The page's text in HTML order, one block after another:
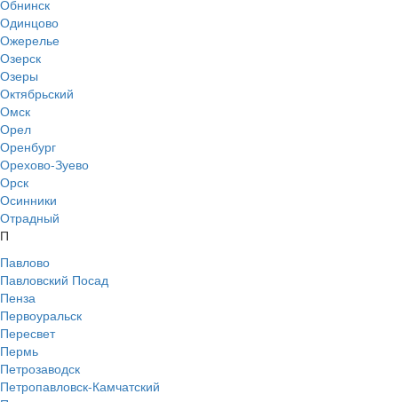
Обнинск
Одинцово
Ожерелье
Озерск
Озеры
Октябрьский
Омск
Орел
Оренбург
Орехово-Зуево
Орск
Осинники
Отрадный
П
Павлово
Павловский Посад
Пенза
Первоуральск
Пересвет
Пермь
Петрозаводск
Петропавловск-Камчатский